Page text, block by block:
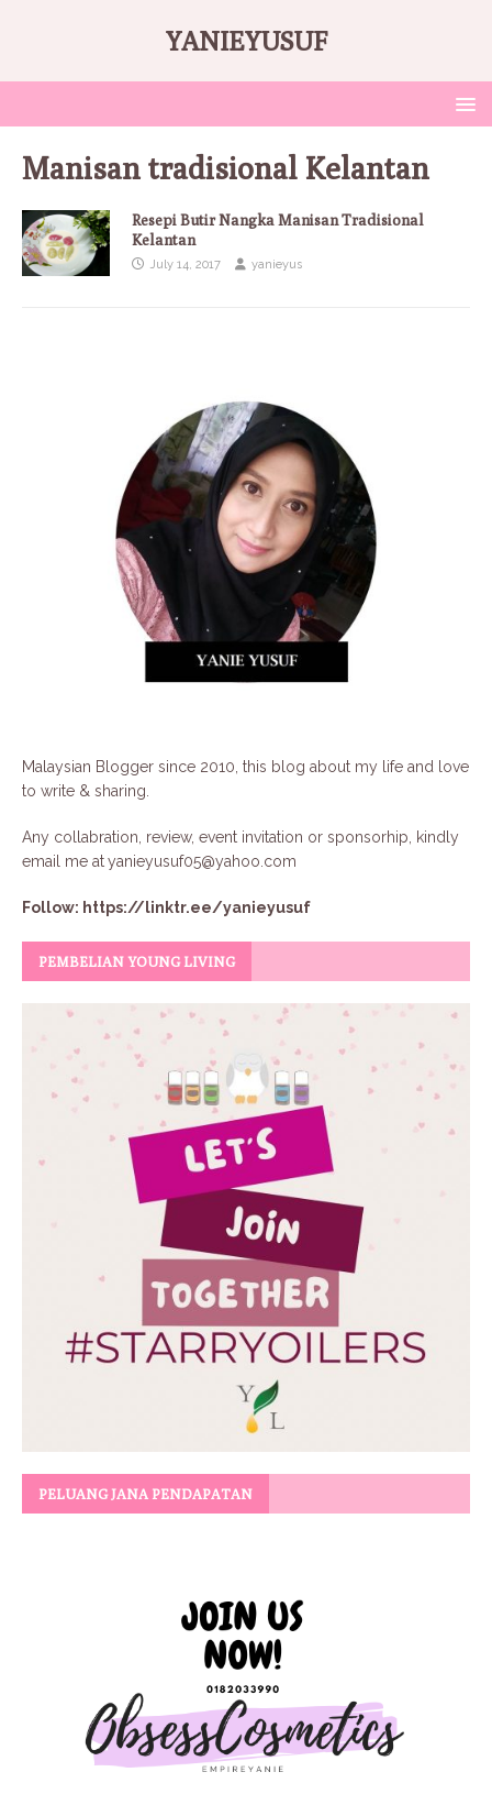
YANIEYUSUF
Manisan tradisional Kelantan
Resepi Butir Nangka Manisan Tradisional
Kelantan
July 14, 2017 yanieyus
Malaysian Blogger since 2010, this blog about my life and love
to write & sharing.
Any collabration, review, event invitation or sponsorhip, kindly
email me atyanieyusuf05@yahoo.com
Follow: https://linktr.ee/yanieyusuf
PEMBELIAN YOUNG LIVING
PELUANG JANA PENDAPATAN